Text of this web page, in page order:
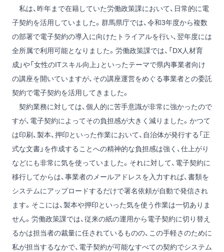
私は、昨年まで在籍していた労働政策課において、日常的に電
子契約を活用していました。群馬県庁では、令和3年度から複数
の部署で電子契約の導入に向けたトライアルを行い、翌年度には
全所属で利用可能となりました。労働政策課では、「DX人材育
成」や「女性のITスキル向上」といったテーマで県内事業者向け
の講座を開いていますが、その講座運営をめぐる事業者との委託
契約で電子契約を活用してきました。
契約業務に対しては、個人的に苦手意識が非常に強かったので
すが、電子契約によってその負担感が大きく減りました。かつて
は印刷、製本、押印といった作業において、自治体が発行する「正
式な文書」を作成することへの精神的な負担感は強く、仕上がり
などにも非常に気を使っていました。それに対して、電子契約に
移行してからは、事業者のメールアドレスを入力すれば、書類を
システムにアップロードするだけで署名依頼が自動で発信され
ます。そこには、製本や押印といった気を使う作業は一切ありま
せん。労働政策課では、従来の紙の運用から電子契約に切り替え
るかは担当者の裁量に任されているものの、この手軽さのために
私が担当するなかで、電子契約が可能なすべての契約でシステム